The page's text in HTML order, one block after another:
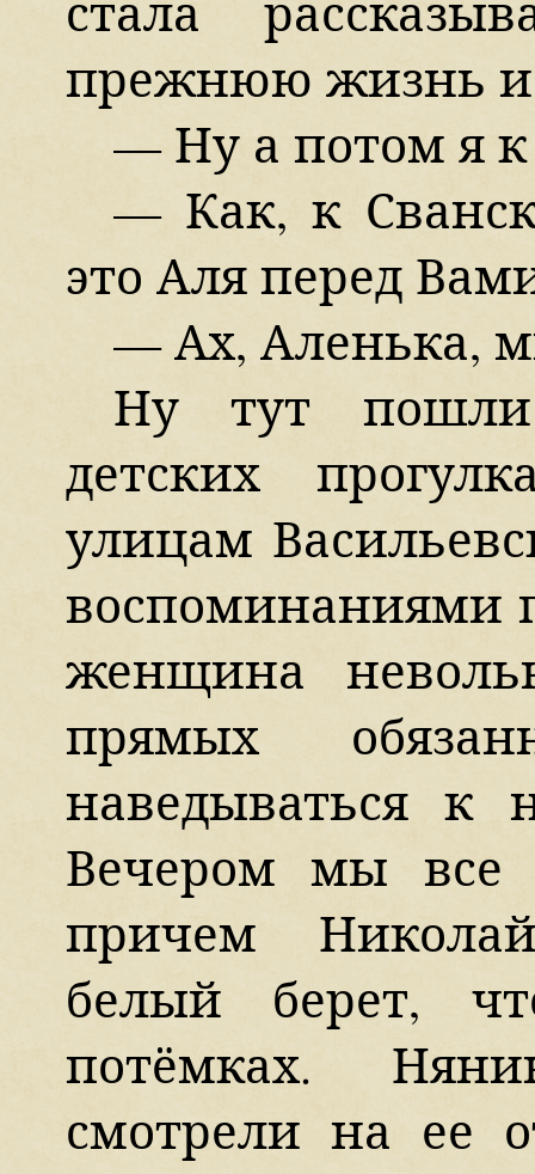
прежнюю жизнь и
— Ну а потом я
— Как, к
это Аля перед
— Ах, Аленька,
Ну тут
детских
улицам
воспоминаниями
женщина
прямых
наведываться к
Вечером мы все
причем
белый берет,
потёмках.
смотрели на ее